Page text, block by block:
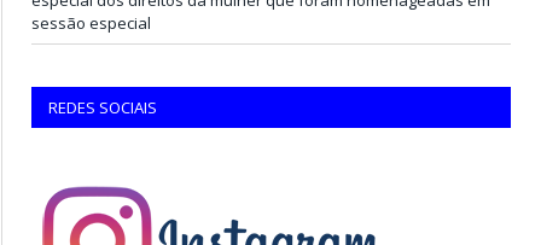
sessão especial
REDES SOCIAIS